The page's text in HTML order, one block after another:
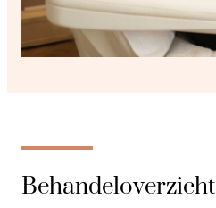
Behandeloverzicht